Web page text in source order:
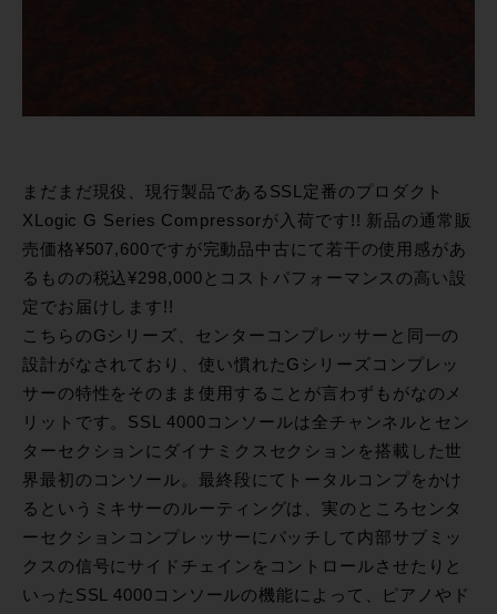
まだまだ現役、現行製品であるSSL定番のプロダクト
XLogic G Series Compressorが入荷です!! 新品の通常販
売価格¥507,600ですが完動品中古にて若干の使用感があ
るものの税込¥298,000とコストパフォーマンスの高い設
定でお届けします!!
こちらのGシリーズ、センターコンプレッサーと同一の
設計がなされており、使い慣れたGシリーズコンプレッ
サーの特性をそのまま使用することが言わずもがなのメ
リットです。SSL 4000コンソールは全チャンネルとセン
ターセクションにダイナミクスセクションを搭載した世
界最初のコンソール。最終段にてトータルコンプをかけ
るというミキサーのルーティングは、実のところセンタ
ーセクションコンプレッサーにパッチして内部サブミッ
クスの信号にサイドチェインをコントロールさせたりと
いったSSL 4000コンソールの機能によって、ピアノやド